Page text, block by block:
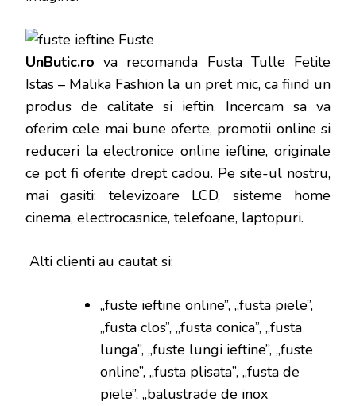
UnButic.ro va recomanda Fusta Tulle Fetite
Istas – Malika Fashion la un pret mic, ca fiind un
produs de calitate si ieftin. Incercam sa va
oferim cele mai bune oferte, promotii online si
reduceri la electronice online ieftine, originale
ce pot fi oferite drept cadou. Pe site-ul nostru,
mai gasiti: televizoare LCD, sisteme home
cinema, electrocasnice, telefoane, laptopuri.
Alti clienti au cautat si:
„fuste ieftine online”, „fusta piele”,
„fusta clos”, „fusta conica”, „fusta
lunga”, „fuste lungi ieftine”, „fuste
online”, „fusta plisata”, „fusta de
piele”, „balustrade de inox